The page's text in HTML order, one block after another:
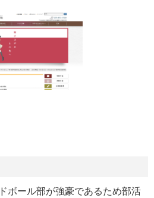
ボール部が強豪であるため部活